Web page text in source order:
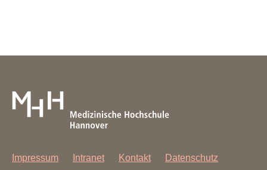
Impressum Intranet Kontakt
Datenschutz